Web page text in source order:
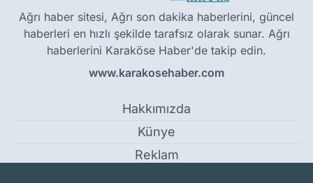
Ağrı haber sitesi, Ağrı son dakika haberlerini, güncel
haberleri en hızlı şekilde tarafsız olarak sunar. Ağrı
haberlerini Karaköse Haber'de takip edin.
www.karakosehaber.com
Hakkımızda
Künye
Reklam